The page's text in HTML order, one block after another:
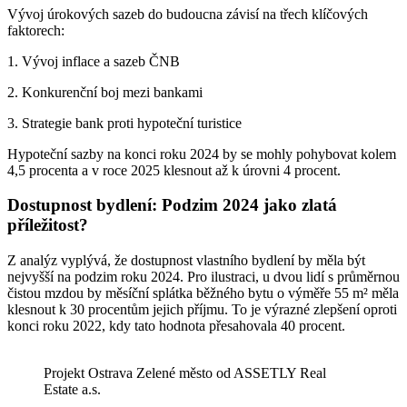
Vývoj úrokových sazeb do budoucna závisí na třech klíčových
faktorech:
1. Vývoj inflace a sazeb ČNB
2. Konkurenční boj mezi bankami
3. Strategie bank proti hypoteční turistice
Hypoteční sazby na konci roku 2024 by se mohly pohybovat kolem
4,5 procenta a v roce 2025 klesnout až k úrovni 4 procent.
Dostupnost bydlení: Podzim 2024 jako zlatá
příležitost?
Z analýz vyplývá, že dostupnost vlastního bydlení by měla být
nejvyšší na podzim roku 2024. Pro ilustraci, u dvou lidí s průměrnou
čistou mzdou by měsíční splátka běžného bytu o výměře 55 m² měla
klesnout k 30 procentům jejich příjmu. To je výrazné zlepšení oproti
konci roku 2022, kdy tato hodnota přesahovala 40 procent.
Projekt Ostrava Zelené město od ASSETLY Real
Estate a.s.